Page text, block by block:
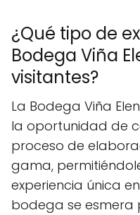
¿Qué tipo de
Bodega Viña
visitantes?
La Bodega Viña
la oportunidad de
proceso de
gama,
experiencia única
bodega se esmera